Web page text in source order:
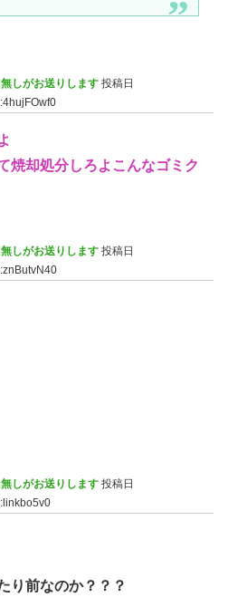
しがお送りします 投稿日
焼却処分しろよこんなゴミク
しがお送りします 投稿日
しがお送りします 投稿日
り前なのか？？？